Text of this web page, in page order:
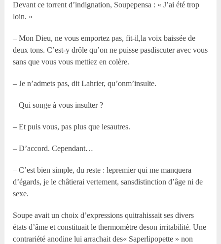
Devant ce torrent d’indignation, Soupepensa : « J’ai été trop
loin. »
– Mon Dieu, ne vous emportez pas, fit-il,la voix baissée de
deux tons. C’est-y drôle qu’on ne puisse pasdiscuter avec vous
sans que vous vous mettiez en colère.
– Je n’admets pas, dit Lahrier, qu’onm’insulte.
– Qui songe à vous insulter ?
– Et puis vous, pas plus que lesautres.
– D’accord. Cependant…
– C’est bien simple, du reste : lepremier qui me manquera
d’égards, je le châtierai vertement, sansdistinction d’âge ni de
sexe.
Soupe avait un choix d’expressions quitrahissait ses divers
états d’âme et constituait le thermomètre deson irritabilité. Une
contrariété anodine lui arrachait des« Saperlipopette » non